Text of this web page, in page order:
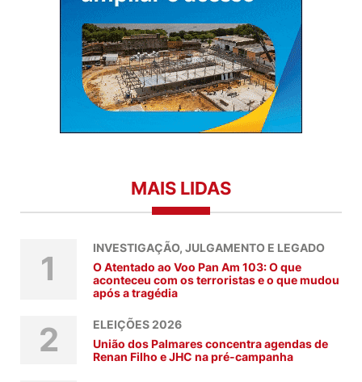
MAIS LIDAS
1
INVESTIGAÇÃO, JULGAMENTO E LEGADO
O Atentado ao Voo Pan Am 103: O que
aconteceu com os terroristas e o que mudou
após a tragédia
2
ELEIÇÕES 2026
União dos Palmares concentra agendas de
Renan Filho e JHC na pré-campanha